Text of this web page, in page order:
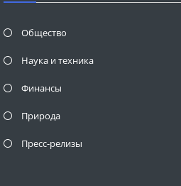
Общество
Наука и техника
Финансы
Природа
Пресс-релизы